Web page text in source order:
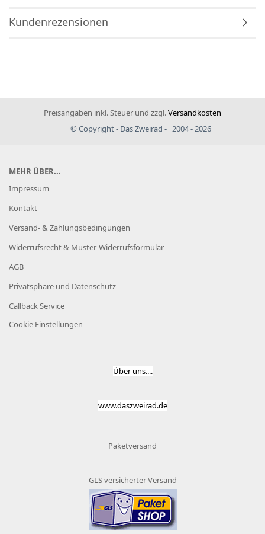
Kundenrezensionen
Preisangaben inkl. Steuer und zzgl.Versandkosten
© Copyright - Das Zweirad - 2004 - 2026
MEHR ÜBER...
Impressum
Kontakt
Versand- & Zahlungsbedingungen
Widerrufsrecht & Muster-Widerrufsformular
AGB
Privatsphäre und Datenschutz
Callback Service
Cookie Einstellungen
Über uns....
www.daszweirad.de
Paketversand
GLS versicherter Versand